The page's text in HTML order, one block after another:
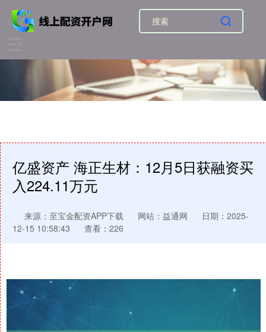
亿盛资产 海正生材：12月5日获融资买
入224.11万元
来源：至宝金配资APP下载 网站：益通网
日期：2025-
12-15 10:58:43
查看：226